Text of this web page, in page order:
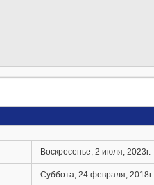
Воскресенье, 2 июля, 2023г.
Суббота, 24 февраля, 2018г.